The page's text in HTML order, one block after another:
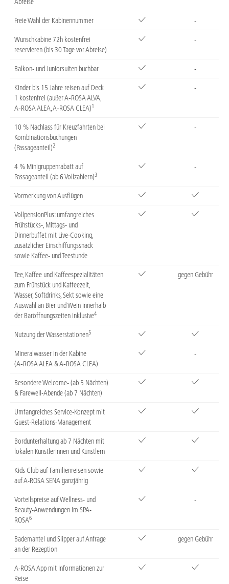
Freie Wahl der Kabinennummer -
Wunschkabine 72h kostenfrei
reservieren (bis 30 Tage vor Abreise)
-
Balkon- und Juniorsuiten buchbar -
Kinder bis 15 Jahre reisen auf Deck
1 kostenfrei (außer A‑ROSA ALVA,
A‑ROSA ALEA, A‑ROSA CLEA)1
-
10 % Nachlass für Kreuzfahrten bei
Kombinationsbuchungen
(Passageanteil)2
-
4 % Minigruppenrabatt auf
Passageanteil (ab 6 Vollzahlern)3
-
Vormerkung von Ausflügen
VollpensionPlus: umfangreiches
Frühstücks-, Mittags- und
Dinnerbuffet mit Live-Cooking,
zusätzlicher Einschiffungssnack
sowie Kaffee- und Teestunde
Tee, Kaffee und Kaffeespezialitäten
zum Frühstück und Kaffeezeit,
Wasser, Softdrinks, Sekt sowie eine
Auswahl an Bier und Wein innerhalb
der Baröffnungszeiten inklusive4
gegen Gebühr
Nutzung der Wasserstationen5
Mineralwasser in der Kabine
(A‑ROSA ALEA & A‑ROSA CLEA)
-
Besondere Welcome- (ab 5 Nächten)
& Farewell-Abende (ab 7 Nächten)
Umfangreiches Service-Konzept mit
Guest-Relations-Management
Bordunterhaltung ab 7 Nächten mit
lokalen Künstlerinnen und Künstlern
Kids Club auf Familienreisen sowie
auf A-ROSA SENA ganzjährig
Vorteilspreise auf Wellness- und
Beauty-Anwendungen im SPA-
ROSA6
-
Bademantel und Slipper auf Anfrage
an der Rezeption
gegen Gebühr
A-ROSA App mit Informationen zur
Reise